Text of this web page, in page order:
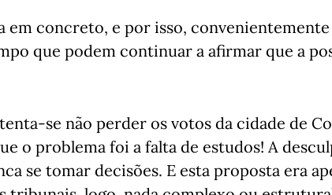
em concreto, e por isso, convenientemente
que podem continuar a afirmar que a
se não perder os votos da cidade de
o problema foi a falta de estudos! A
se tomar decisões. E esta proposta era